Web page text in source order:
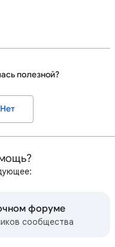
полезной?
Нет
форуме
сообщества